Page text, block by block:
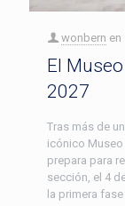
wonbern en
El
2027
Tras más de
icónico Museo
prepara para
sección, el 4
la primera